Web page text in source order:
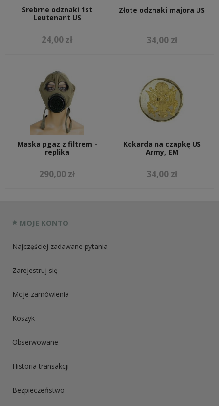
Srebrne odznaki 1st
Leutenant US
24,00 zł
Złote odznaki majora US
34,00 zł
Maska pgaz z filtrem -
replika
290,00 zł
Kokarda na czapkę US
Army, EM
34,00 zł
MOJE KONTO
Najczęściej zadawane pytania
Zarejestruj się
Moje zamówienia
Koszyk
Obserwowane
Historia transakcji
Bezpieczeństwo